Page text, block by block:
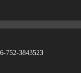
752-3843523